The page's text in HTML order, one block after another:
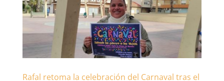
Rafal retoma la celebración del Carnaval tras el